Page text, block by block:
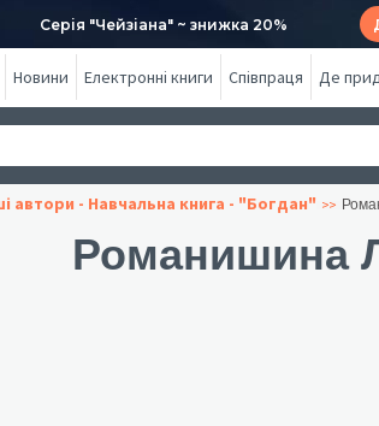
Серія "Чейзіана" ~ знижка 20%
Новини Електронні книги Співпраця Де
автори - Навчальна книга - "Богдан"
Романишина